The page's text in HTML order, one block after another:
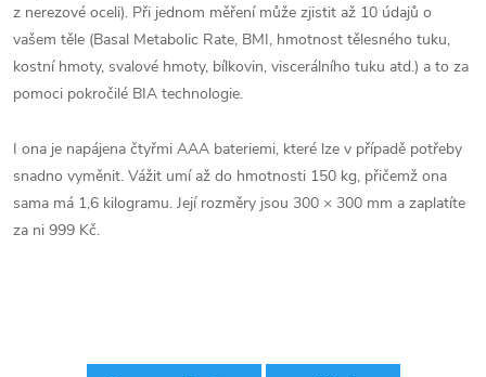
z nerezové oceli). Při jednom měření může zjistit až 10 údajů o
vašem těle (Basal Metabolic Rate, BMI, hmotnost tělesného tuku,
kostní hmoty, svalové hmoty, bílkovin, viscerálního tuku atd.) a to za
pomoci pokročilé BIA technologie.
I ona je napájena čtyřmi AAA bateriemi, které lze v případě potřeby
snadno vyměnit. Vážit umí až do hmotnosti 150 kg, přičemž ona
sama má 1,6 kilogramu. Její rozměry jsou 300 × 300 mm a zaplatíte
za ni 999 Kč.